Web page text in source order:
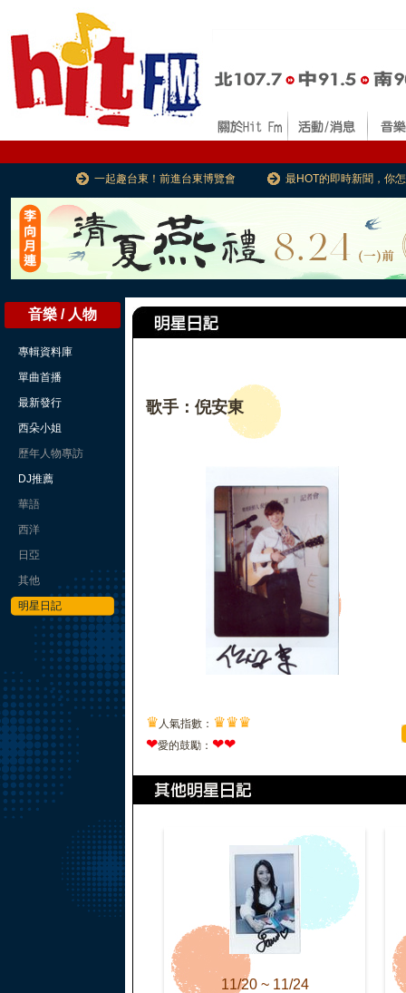
一起趣台東！前進台東博覽會 最HOT的即時新聞，你
音樂 / 人物
專輯資料庫
單曲首播
最新發行
西朵小姐
歷年人物專訪
DJ推薦
華語
西洋
日亞
其他
明星日記
歌手：倪安東
♛ 人氣指數： ♛♛♛
❤愛的鼓勵： ❤❤
11/20 ~ 11/24